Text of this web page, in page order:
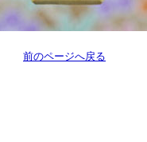
前のページへ戻る